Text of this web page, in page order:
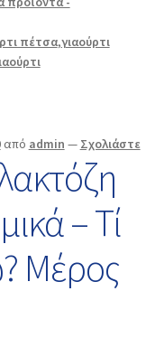
πέτσα,γιαούρτι
από admin — Σχολιάστε
– Τί
Μέρος